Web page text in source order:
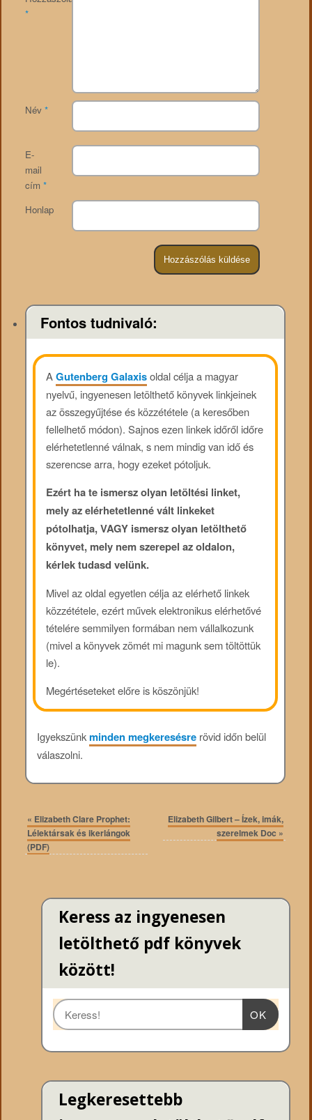
*
Név *
E-
mail
cím *
Honlap
Fontos tudnivaló:
AGutenberg Galaxisoldal célja a magyar
nyelvű, ingyenesen letölthető könyvek linkjeinek
az összegyűjtése és közzététele (a keresőben
fellelhető módon). Sajnos ezen linkek időről időre
elérhetetlenné válnak, s nem mindig van idő és
szerencse arra, hogy ezeket pótoljuk.
Ezért ha te ismersz olyan letöltési linket,
mely az elérhetetlenné vált linkeket
pótolhatja, VAGY ismersz olyan letölthető
könyvet, mely nem szerepel az oldalon,
kérlek tudasd velünk.
Mivel az oldal egyetlen célja az elérhető linkek
közzététele, ezért művek elektronikus elérhetővé
tételére semmilyen formában nem vállalkozunk
(mivel a könyvek zömét mi magunk sem töltöttük
le).
Megértéseteket előre is köszönjük!
Igyekszünkminden megkeresésrerövid időn belül
válaszolni.
« Elizabeth Clare Prophet:
Lélektársak és ikerlángok
(PDF)
Elizabeth Gilbert – Ízek, imák,
szerelmek Doc »
Keress az ingyenesen
letölthető pdf könyvek
között!
OK
Legkeresettebb